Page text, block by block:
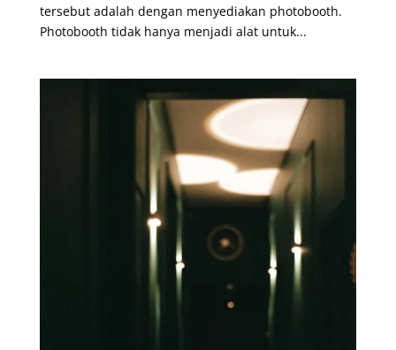
tersebut adalah dengan menyediakan photobooth.
Photobooth tidak hanya menjadi alat untuk...